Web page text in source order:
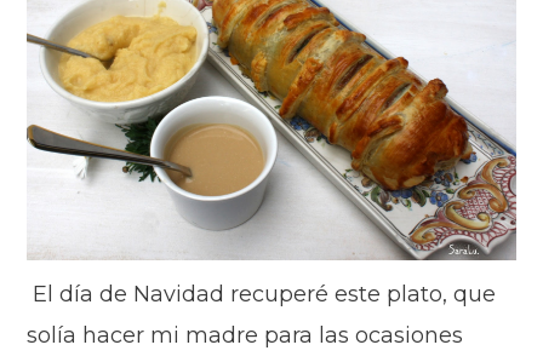
El día de Navidad recuperé este plato, que
solía hacer mi madre para las ocasiones